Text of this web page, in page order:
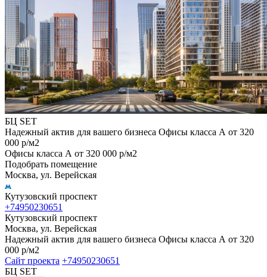
БЦ SET
Надежный актив для вашего бизнеса Офисы класса А от 320
000 р/м2
Офисы класса А от 320 000 р/м2
Подобрать помещение
Москва, ул. Верейская
Кутузовский проспект
+74950230651
Кутузовский проспект
Москва, ул. Верейская
Надежный актив для вашего бизнеса Офисы класса А от 320
000 р/м2
Сайт проекта +74950230651
БЦ SET